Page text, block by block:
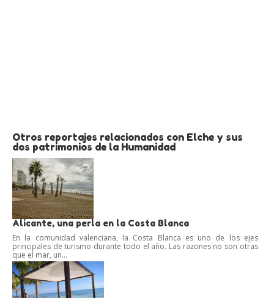
Otros reportajes relacionados con Elche y sus
dos patrimonios de la Humanidad
Alicante, una perla en la Costa Blanca
En la comunidad valenciana, la Costa Blanca es uno de los ejes
principales de turismo durante todo el año. Las razones no son otras
que el mar, un...